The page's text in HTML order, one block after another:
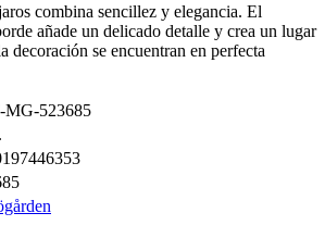
combina sencillez y elegancia. El
añade un delicado detalle y crea un lugar
decoración se encuentran en perfecta
MG-523685